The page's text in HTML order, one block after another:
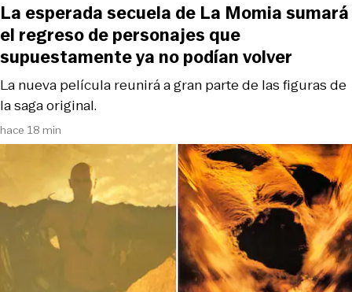
hace 18 min
La nueva película reunirá a gran parte de las figuras de
la saga original.
La esperada secuela de La Momia sumará
el regreso de personajes que
supuestamente ya no podían volver